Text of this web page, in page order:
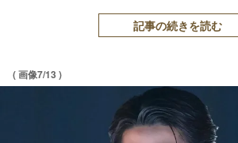
記事の続きを読む
( 画像7/13 )